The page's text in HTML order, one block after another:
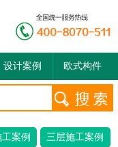
设计案例 欧式构件
案例 三层施工案例